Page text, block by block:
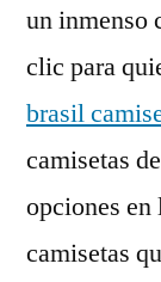
un inmenso
clic para
brasil
camisetas
opciones en
camisetas